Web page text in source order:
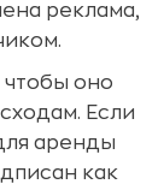
реклама,
оно
Если
аренды
как